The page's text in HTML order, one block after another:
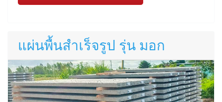
แผ่นพื้นสำเร็จรูป รุ่น มอก